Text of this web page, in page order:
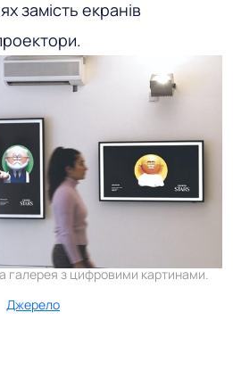
замість екранів
галерея з цифровими картинами.
Джерело